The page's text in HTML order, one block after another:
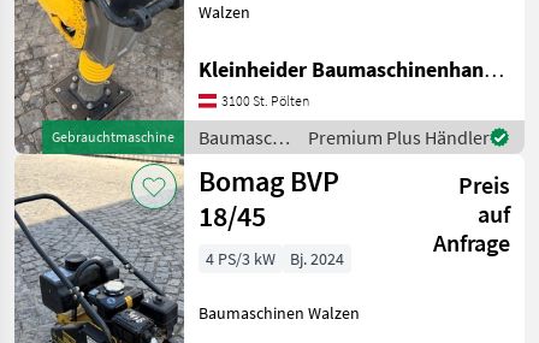
Gebrauchtmaschine
Walzen
Kleinheider Baumaschinenhandel GmbH.
3100 St. Pölten
Baumaschinen
/ Bomag
Premium Plus Händler
Bomag BVP
18/45
Preis
auf
Anfrage
4 PS/3 kW Bj. 2024
Baumaschinen Walzen